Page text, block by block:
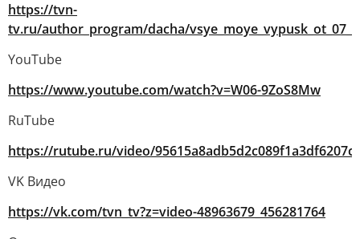
https://tvn-
tv.ru/author_program/dacha/
YouTube
https://www.youtube.com/watch?v=W06-9ZoS8Mw
RuTube
https://rutube.ru/video/
VK Видео
https://vk.com/tvn_tv?z=video-48963679_456281764